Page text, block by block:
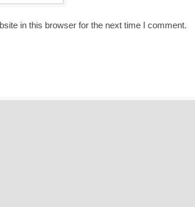
in this browser for the next time I comment.